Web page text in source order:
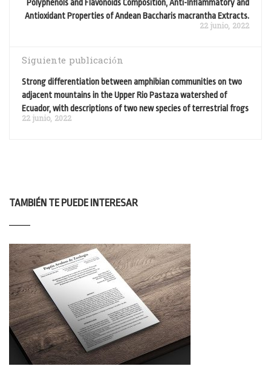
Polyphenols and Flavonoids Composition, Anti-Inflammatory and
Antioxidant Properties of Andean Baccharis macrantha Extracts.
22 junio, 2022
Siguiente publicación
Strong differentiation between amphibian communities on two
adjacent mountains in the Upper Rio Pastaza watershed of
Ecuador, with descriptions of two new species of terrestrial frogs
22 junio, 2022
TAMBIÉN TE PUEDE INTERESAR